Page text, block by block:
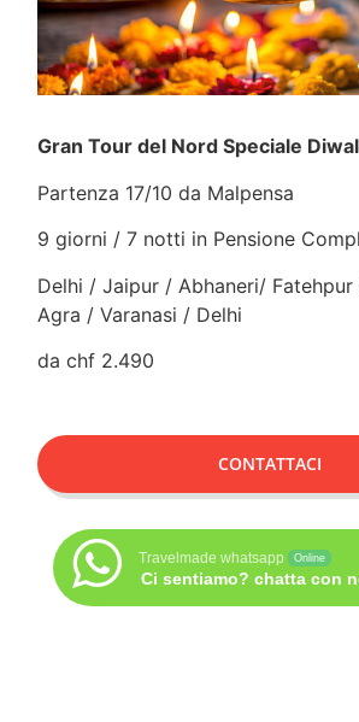
Gran Tour del Nord Speciale
Partenza 17/10 da Malpensa
9 giorni / 7 notti in Pensione
Delhi / Jaipur / Abhaneri/
Agra / Varanasi / Delhi
da chf 2.490
CONTATTACI
Travelmade whatsapp Online
Ci sentiamo? chatta con